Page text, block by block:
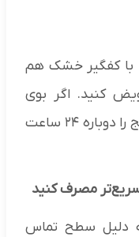
با کفگیر خشک هم
کنید. اگر بوی
غیرعادی یا رطوبت حس کردید، برنج را دوباره ۲۴ ساعت
دلیل سطح تماس